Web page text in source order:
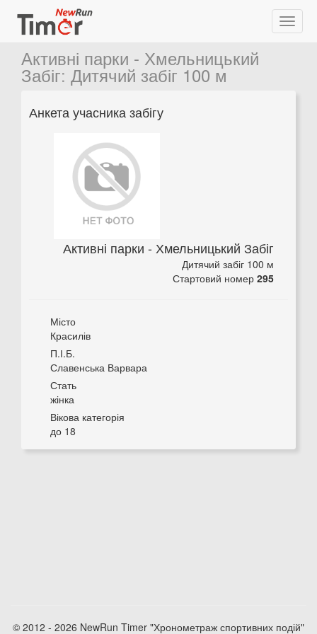
Активні парки - Хмельницький
Забіг: Дитячий забіг 100 м
Анкета учасника забігу
Активні парки - Хмельницький Забіг
Дитячий забіг 100 м
Стартовий номер 295
Місто
Красилів
П.І.Б.
Славенська Варвара
Стать
жінка
Вікова категорія
до 18
© 2012 - 2026 NewRun Timer "Хронометраж спортивних подій"